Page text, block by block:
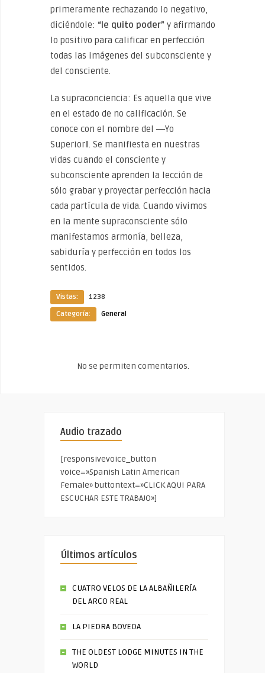
primeramente rechazando lo negativo,
diciéndole: “le quito poder” y afirmando
lo positivo para calificar en perfección
todas las imágenes del subconsciente y
del consciente.
La supraconciencia: Es aquella que vive
en el estado de no calificación. Se
conoce con el nombre del ―Yo
Superior‖. Se manifiesta en nuestras
vidas cuando el consciente y
subconsciente aprenden la lección de
sólo grabar y proyectar perfección hacia
cada partícula de vida. Cuando vivimos
en la mente supraconsciente sólo
manifestamos armonía, belleza,
sabiduría y perfección en todos los
sentidos.
Vistas:
1238
Categoría:
General
No se permiten comentarios.
Audio trazado
[responsivevoice_button
voice=»Spanish Latin American
Female» buttontext=»CLICK AQUI PARA
ESCUCHAR ESTE TRABAJO»]
Últimos artículos
CUATRO VELOS DE LA ALBAÑILERÍA
DEL ARCO REAL
LA PIEDRA BOVEDA
THE OLDEST LODGE MINUTES IN THE
WORLD